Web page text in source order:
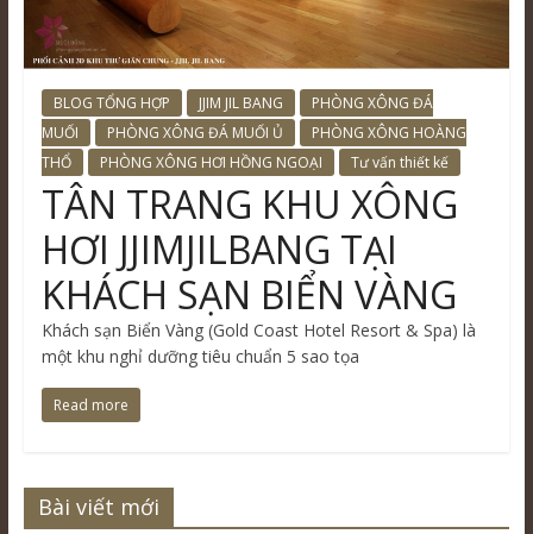
BLOG TỔNG HỢP JJIM JIL BANG
PHÒNG XÔNG ĐÁ
MUỐI
PHÒNG XÔNG ĐÁ MUỐI Ủ
PHÒNG XÔNG HOÀNG
THỔ
PHÒNG XÔNG HƠI HỒNG NGOẠI Tư vấn thiết kế
TÂN TRANG KHU XÔNG
HƠI JJIMJILBANG TẠI
KHÁCH SẠN BIỂN VÀNG
Khách sạn Biển Vàng (Gold Coast Hotel Resort & Spa) là
một khu nghỉ dưỡng tiêu chuẩn 5 sao tọa
Read more
Bài viết mới